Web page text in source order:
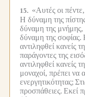
15. «Αυτές οι
Η δύναμη της
δύναμη της
δύναμη της σοφίας.
αντιληφθεί κανείς
παράγοντες της
αντιληφθεί κανείς
μοναχοί, πρέπει να
ενεργητικότητας;
προσπάθειες. Εκεί